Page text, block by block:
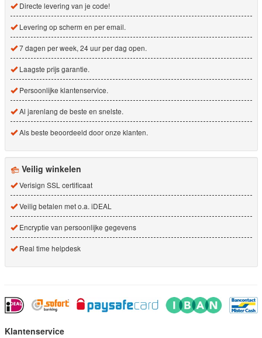
Directe levering van je code!
Levering op scherm en per email.
7 dagen per week, 24 uur per dag open.
Laagste prijs garantie.
Persoonlijke klantenservice.
Al jarenlang de beste en snelste.
Als beste beoordeeld door onze klanten.
Veilig winkelen
Verisign SSL certificaat
Veilig betalen met o.a. iDEAL
Encryptie van persoonlijke gegevens
Real time helpdesk
Klantenservice